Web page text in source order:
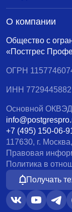
Общество с
«Постгрес
ОГРН
ИНН 7729445882
Основной
+7 (495) 150-06-
117630, г.
Правовая
Политика в
Получать
О компании